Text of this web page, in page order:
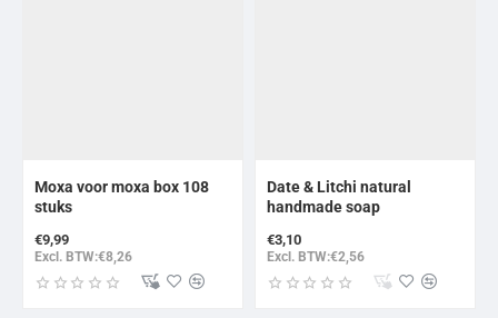
Moxa voor moxa box 108
stuks
€9,99
Excl. BTW:€8,26
Date & Litchi natural
handmade soap
€3,10
Excl. BTW:€2,56